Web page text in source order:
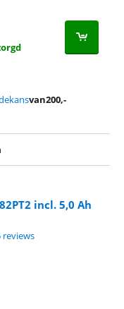
van200,-
incl. 5,0 Ah
reviews.
reviews